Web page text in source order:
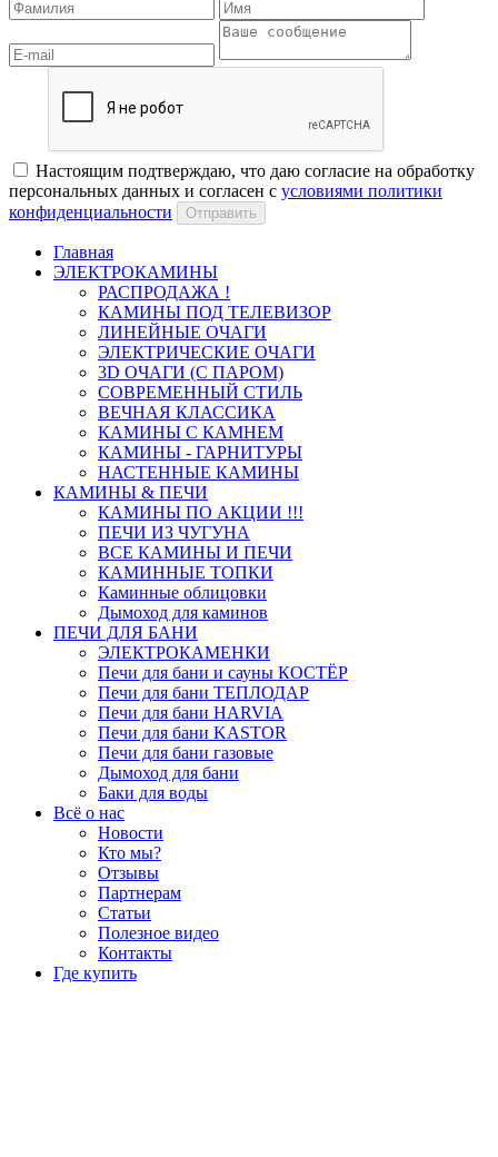
Настоящим подтверждаю, что даю согласие на обработку
персональных данных и согласен с условиями политики
конфиденциальности
Отправить
Главная
ЭЛЕКТРОКАМИНЫ
РАСПРОДАЖА !
КАМИНЫ ПОД ТЕЛЕВИЗОР
ЛИНЕЙНЫЕ ОЧАГИ
ЭЛЕКТРИЧЕСКИЕ ОЧАГИ
3D ОЧАГИ (С ПАРОМ)
СОВРЕМЕННЫЙ СТИЛЬ
ВЕЧНАЯ КЛАССИКА
КАМИНЫ С КАМНЕМ
КАМИНЫ - ГАРНИТУРЫ
НАСТЕННЫЕ КАМИНЫ
КАМИНЫ & ПЕЧИ
КАМИНЫ ПО АКЦИИ !!!
ПЕЧИ ИЗ ЧУГУНА
ВСЕ КАМИНЫ И ПЕЧИ
КАМИННЫЕ ТОПКИ
Каминные облицовки
Дымоход для каминов
ПЕЧИ ДЛЯ БАНИ
ЭЛЕКТРОКАМЕНКИ
Печи для бани и сауны КОСТЁР
Печи для бани ТЕПЛОДАР
Печи для бани HARVIA
Печи для бани KASTOR
Печи для бани газовые
Дымоход для бани
Баки для воды
Всё о нас
Новости
Кто мы?
Отзывы
Партнерам
Статьи
Полезное видео
Контакты
Где купить